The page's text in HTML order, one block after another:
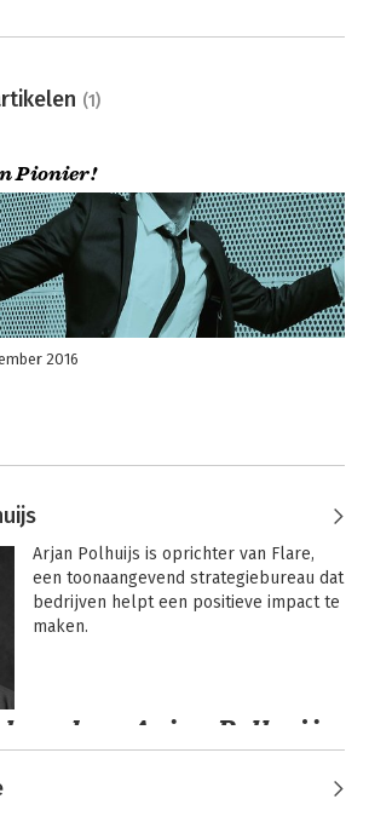
(1)
Pionier!
2016
Arjan Polhuijs is oprichter van Flare,
een toonaangevend strategiebureau dat
bedrijven helpt een positieve impact te
maken.
door Arjan Polhuijs